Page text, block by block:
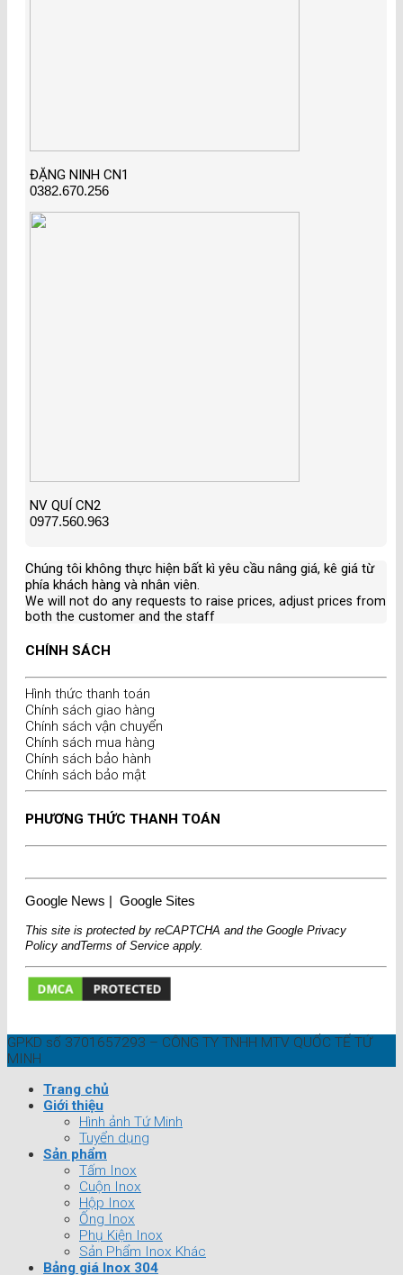
ĐẶNG NINH CN1
0382.670.256
NV QUÍ CN2
0977.560.963
Chúng tôi không thực hiện bất kì yêu cầu nâng giá, kê giá từ
phía khách hàng và nhân viên.
We will not do any requests to raise prices, adjust prices from
both the customer and the staff
CHÍNH SÁCH
Hình thức thanh toán
Chính sách giao hàng
Chính sách vận chuyển
Chính sách mua hàng
Chính sách bảo hành
Chính sách bảo mật
PHƯƠNG THỨC THANH TOÁN
Google News | Google Sites
This site is protected by reCAPTCHA and the Google Privacy
Policy andTerms of Service apply.
GPKD số 3701657293 – CÔNG TY TNHH MTV QUỐC TẾ TỨ
MINH
Trang chủ
Giới thiệu
Hình ảnh Tứ Minh
Tuyển dụng
Sản phẩm
Tấm Inox
Cuộn Inox
Hộp Inox
Ống Inox
Phụ Kiện Inox
Sản Phẩm Inox Khác
Bảng giá Inox 304